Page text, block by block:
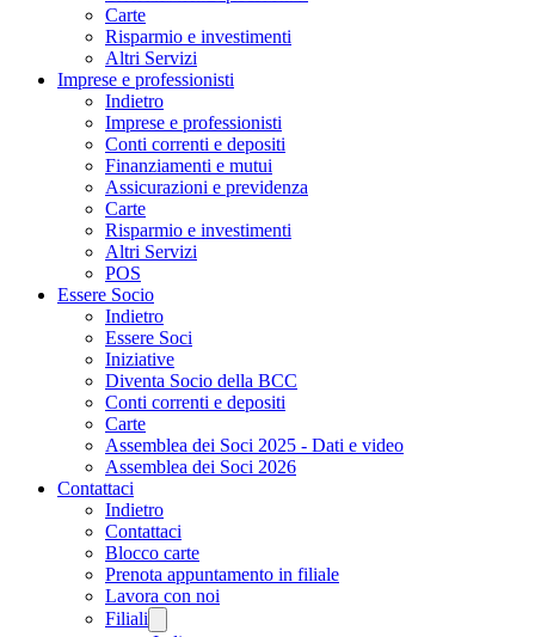
Carte
Risparmio e investimenti
Altri Servizi
Imprese e professionisti
Indietro
Imprese e professionisti
Conti correnti e depositi
Finanziamenti e mutui
Assicurazioni e previdenza
Carte
Risparmio e investimenti
Altri Servizi
POS
Essere Socio
Indietro
Essere Soci
Iniziative
Diventa Socio della BCC
Conti correnti e depositi
Carte
Assemblea dei Soci 2025 - Dati e video
Assemblea dei Soci 2026
Contattaci
Indietro
Contattaci
Blocco carte
Prenota appuntamento in filiale
Lavora con noi
Filiali